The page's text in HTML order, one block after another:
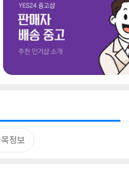
정보